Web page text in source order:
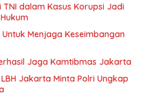
dalam Kasus Korupsi Jadi
Menjaga Keseimbangan
Jaga Kamtibmas Jakarta
Jakarta Minta Polri Ungkap